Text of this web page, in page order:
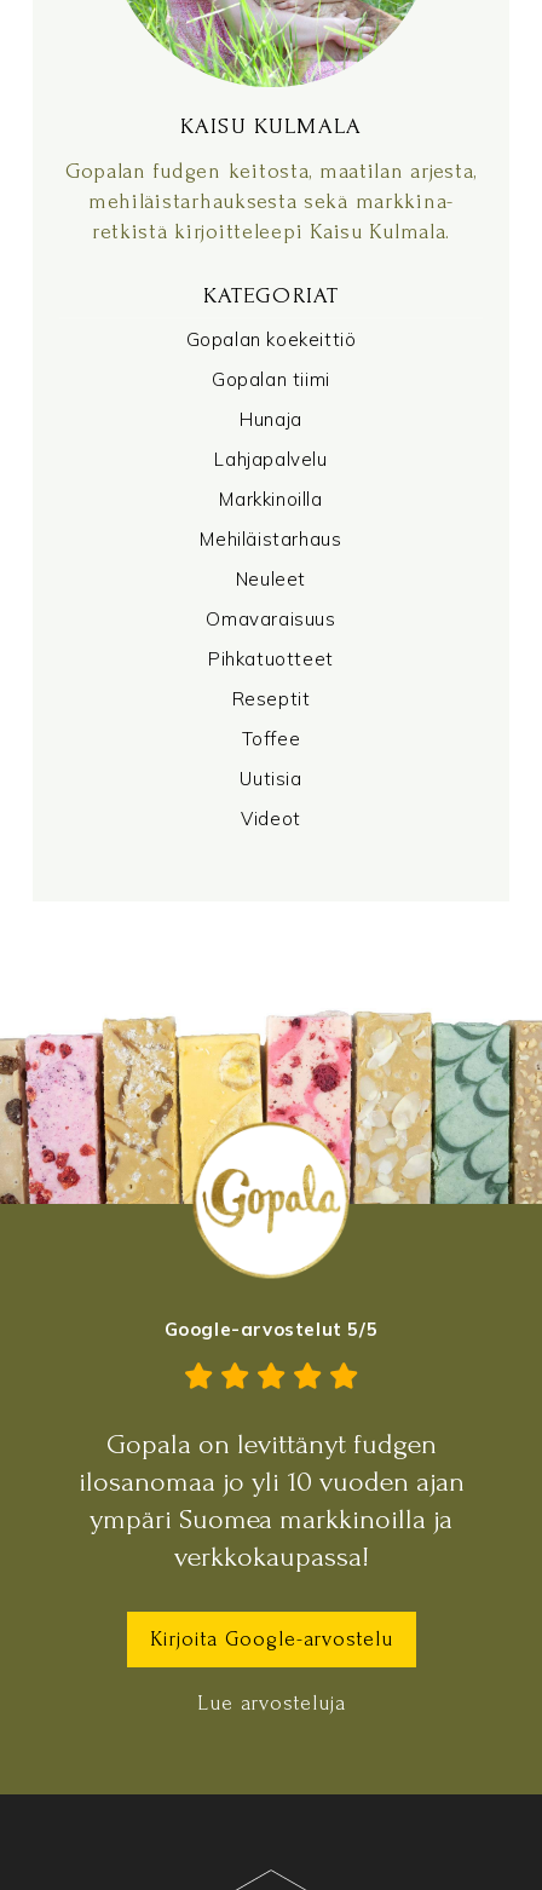
KAISU KULMALA
Gopalan fudgen keitosta, maatilan arjesta,
mehiläistarhauksesta sekä markkina-
retkistä kirjoitteleepi Kaisu Kulmala.
KATEGORIAT
Gopalan koekeittiö
Gopalan tiimi
Hunaja
Lahjapalvelu
Markkinoilla
Mehiläistarhaus
Neuleet
Omavaraisuus
Pihkatuotteet
Reseptit
Toffee
Uutisia
Videot
Google-arvostelut 5/5
Gopala on levittänyt fudgen
ilosanomaa jo yli 10 vuoden ajan
ympäri Suomea markkinoilla ja
verkkokaupassa!
Kirjoita Google-arvostelu
Lue arvosteluja